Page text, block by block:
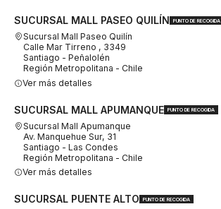
SUCURSAL MALL PASEO QUILÍN PUNTO DE RECOGIDA
Sucursal Mall Paseo Quilín
Calle Mar Tirreno , 3349
Santiago - Peñalolén
Región Metropolitana - Chile
Ver más detalles
SUCURSAL MALL APUMANQUE PUNTO DE RECOGIDA
Sucursal Mall Apumanque
Av. Manquehue Sur, 31
Santiago - Las Condes
Región Metropolitana - Chile
Ver más detalles
SUCURSAL PUENTE ALTO PUNTO DE RECOGIDA